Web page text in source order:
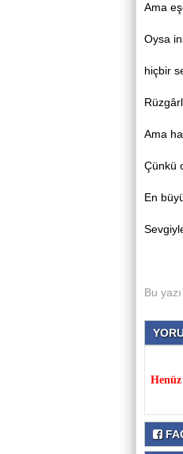
Ama
Oysa
hiçbir
Ama
Çünkü
En
Bu yazı